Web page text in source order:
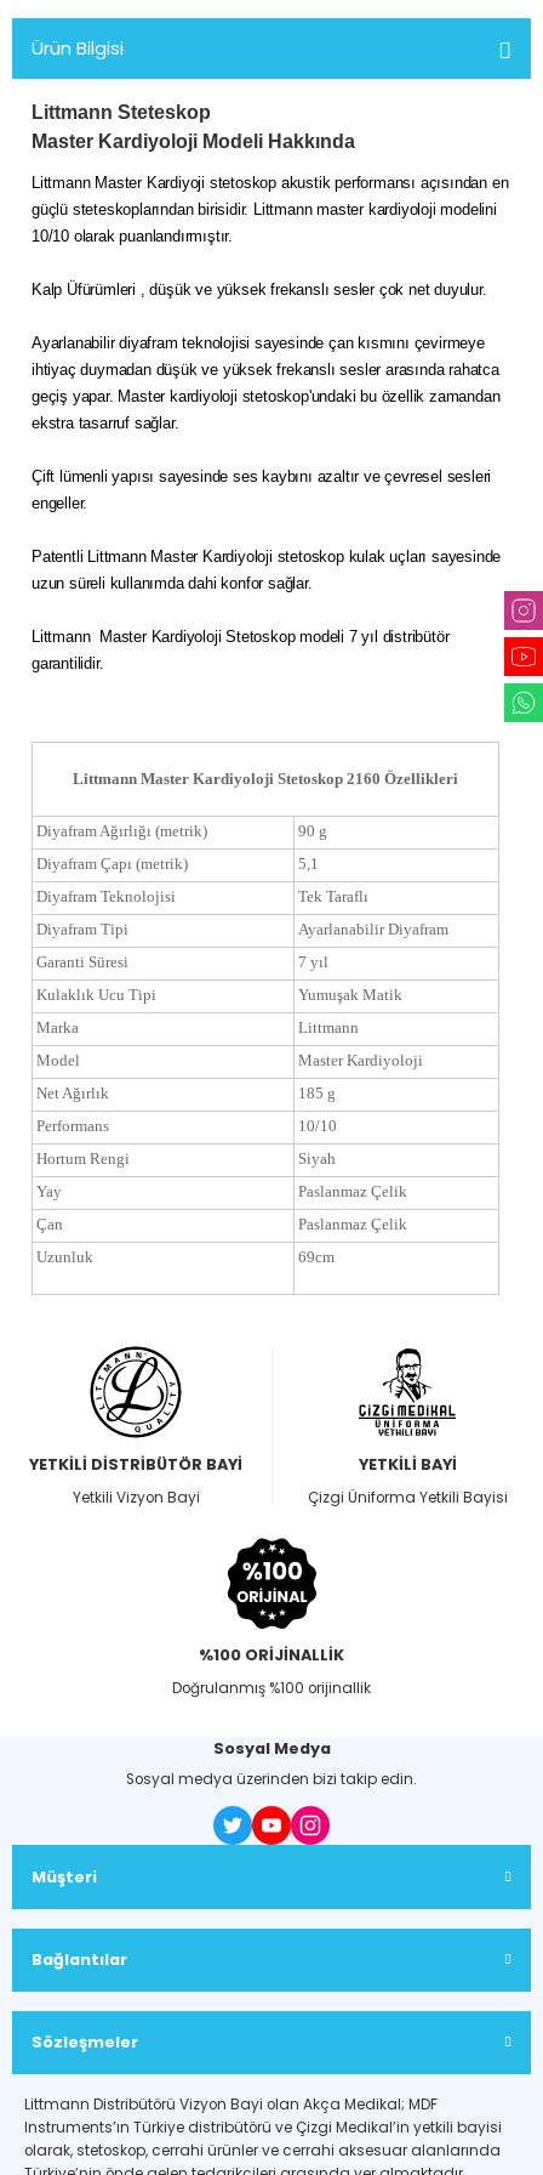
Ürün Bilgisi
Littmann Steteskop
Master Kardiyoloji Modeli Hakkında
Littmann Master Kardiyoji stetoskop akustik performansı açısından en
güçlü steteskoplarından birisidir. Littmann master kardiyoloji modelini
10/10 olarak puanlandırmıştır.
Kalp Üfürümleri , düşük ve yüksek frekanslı sesler çok net duyulur.
Ayarlanabilir diyafram teknolojisi sayesinde çan kısmını çevirmeye
ihtiyaç duymadan düşük ve yüksek frekanslı sesler arasında rahatca
geçiş yapar. Master kardiyoloji stetoskop'undaki bu özellik zamandan
ekstra tasarruf sağlar.
Çift lümenli yapısı sayesinde ses kaybını azaltır ve çevresel sesleri
engeller.
Patentli Littmann Master Kardiyoloji stetoskop kulak uçları sayesinde
uzun süreli kullanımda dahi konfor sağlar.
Littmann Master Kardiyoloji Stetoskop modeli 7 yıl distribütör
garantilidir.
Littmann Master Kardiyoloji Stetoskop 2160 Özellikleri
Diyafram Ağırlığı (metrik)
90 g
Diyafram Çapı (metrik)
5,1
Diyafram Teknolojisi
Tek Taraflı
Diyafram Tipi
Ayarlanabilir Diyafram
Garanti Süresi
7 yıl
Kulaklık Ucu Tipi
Yumuşak Matik
Marka
Littmann
Model
Master Kardiyoloji
Net Ağırlık
185 g
Performans
10/10
Hortum Rengi
Siyah
Yay
Paslanmaz Çelik
Çan
Paslanmaz Çelik
Uzunluk
69cm
YETKİLİ DİSTRİBÜTÖR BAYİ
Yetkili Vizyon Bayi
YETKİLİ BAYİ
Çizgi Üniforma Yetkili Bayisi
%100 ORİJİNALLİK
Doğrulanmış %100 orijinallik
Sosyal Medya
Sosyal medya üzerinden bizi takip edin.
Müşteri
Bağlantılar
Sözleşmeler
Littmann Distribütörü Vizyon Bayi olan Akça Medikal; MDF
Instruments’ın Türkiye distribütörü ve Çizgi Medikal’in yetkili bayisi
olarak, stetoskop, cerrahi ürünler ve cerrahi aksesuar alanlarında